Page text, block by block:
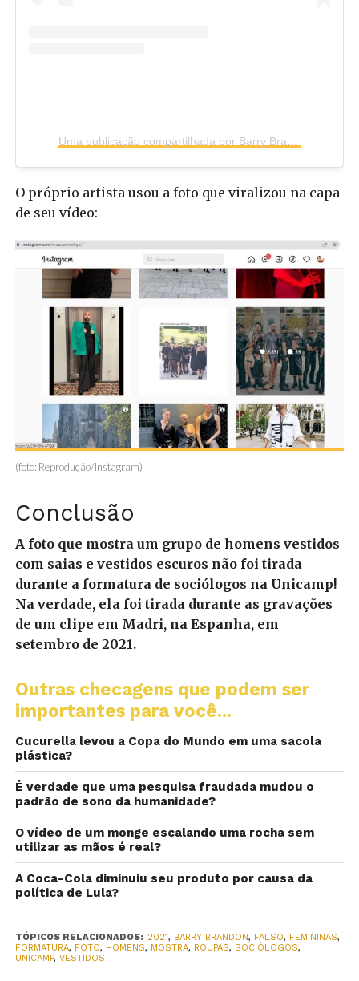
Uma publicação compartilhada por Barry Brandon (@thequeerindigo)
O próprio artista usou a foto que viralizou na capa
de seu vídeo:
(foto: Reprodução/Instagram)
Conclusão
A foto que mostra um grupo de homens vestidos
com saias e vestidos escuros não foi tirada
durante a formatura de sociólogos na Unicamp!
Na verdade, ela foi tirada durante as gravações
de um clipe em Madri, na Espanha, em
setembro de 2021.
Outras checagens que podem ser
importantes para você...
Cucurella levou a Copa do Mundo em uma sacola
plástica?
É verdade que uma pesquisa fraudada mudou o
padrão de sono da humanidade?
O vídeo de um monge escalando uma rocha sem
utilizar as mãos é real?
A Coca-Cola diminuiu seu produto por causa da
política de Lula?
TÓPICOS RELACIONADOS: 2021, BARRY BRANDON, FALSO, FEMININAS,
FORMATURA, FOTO, HOMENS, MOSTRA, ROUPAS, SOCIÓLOGOS,
UNICAMP, VESTIDOS